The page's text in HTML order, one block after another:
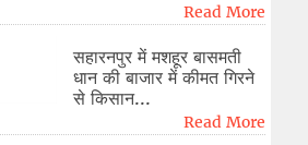
Read More
सहारनपुर में मशहूर बासमती
धान की बाजार में कीमत गिरने
से किसान...
Read More